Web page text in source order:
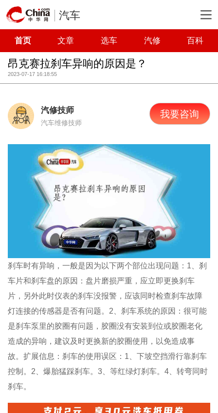
汽车
首页 文章 选车 汽修 百科
昂克赛拉刹车异响的原因是？
2023-07-17 16:18:55
汽修技师
汽车维修技师
我要咨询
刹车时有异响，一般是因为以下两个部位出现问题：1、刹
车片和刹车盘的原因：盘片磨损严重，应立即更换刹车
片，另外此时仪表的刹车没报警，应该同时检查刹车故障
灯连接的传感器是否有问题。2、刹车系统的原因：很可能
是刹车泵里的胶圈有问题，胶圈没有安装到位或胶圈老化
造成的异响，建议及时更换新的胶圈使用，以免造成事
故。扩展信息：刹车的使用误区：1、下坡空挡滑行靠刹车
控制。2、爆胎猛踩刹车。3、等红绿灯刹车。4、转弯同时
刹车。